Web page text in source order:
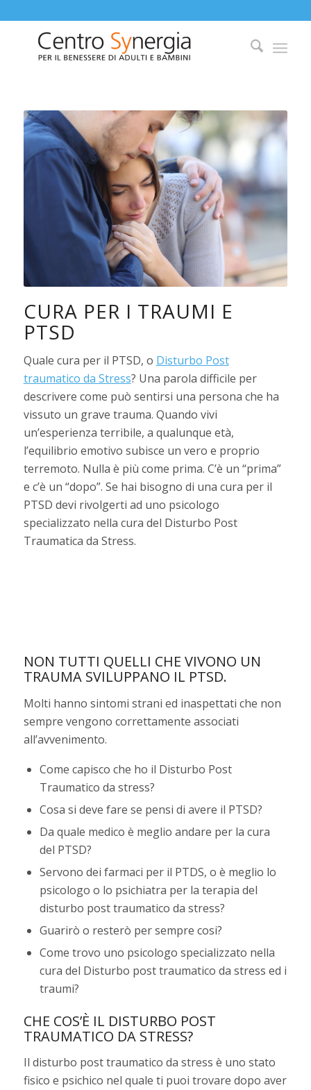
CURA PER I TRAUMI E
PTSD
Quale cura per il PTSD, o Disturbo Post
traumatico da Stress? Una parola difficile per
descrivere come può sentirsi una persona che ha
vissuto un grave trauma. Quando vivi
un’esperienza terribile, a qualunque età,
l’equilibrio emotivo subisce un vero e proprio
terremoto. Nulla è più come prima. C’è un “prima”
e c’è un “dopo”. Se hai bisogno di una cura per il
PTSD devi rivolgerti ad uno psicologo
specializzato nella cura del Disturbo Post
Traumatica da Stress.
NON TUTTI QUELLI CHE VIVONO UN
TRAUMA SVILUPPANO IL PTSD.
Molti hanno sintomi strani ed inaspettati che non
sempre vengono correttamente associati
all’avvenimento.
Come capisco che ho il Disturbo Post
Traumatico da stress?
Cosa si deve fare se pensi di avere il PTSD?
Da quale medico è meglio andare per la cura
del PTSD?
Servono dei farmaci per il PTDS, o è meglio lo
psicologo o lo psichiatra per la terapia del
disturbo post traumatico da stress?
Guarirò o resterò per sempre cosi?
Come trovo uno psicologo specializzato nella
cura del Disturbo post traumatico da stress ed i
traumi?
CHE COS’È IL DISTURBO POST
TRAUMATICO DA STRESS?
Il disturbo post traumatico da stress è uno stato
fisico e psichico nel quale ti puoi trovare dopo aver